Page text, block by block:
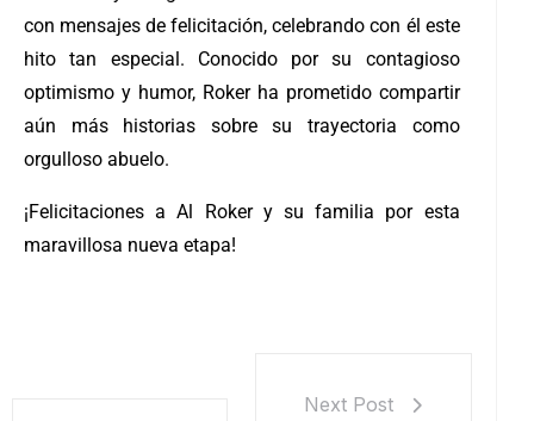
con mensajes de felicitación, celebrando con él este
hito tan especial. Conocido por su contagioso
optimismo y humor, Roker ha prometido compartir
aún más historias sobre su trayectoria como
orgulloso abuelo.
¡Felicitaciones a Al Roker y su familia por esta
maravillosa nueva etapa!
Next Post